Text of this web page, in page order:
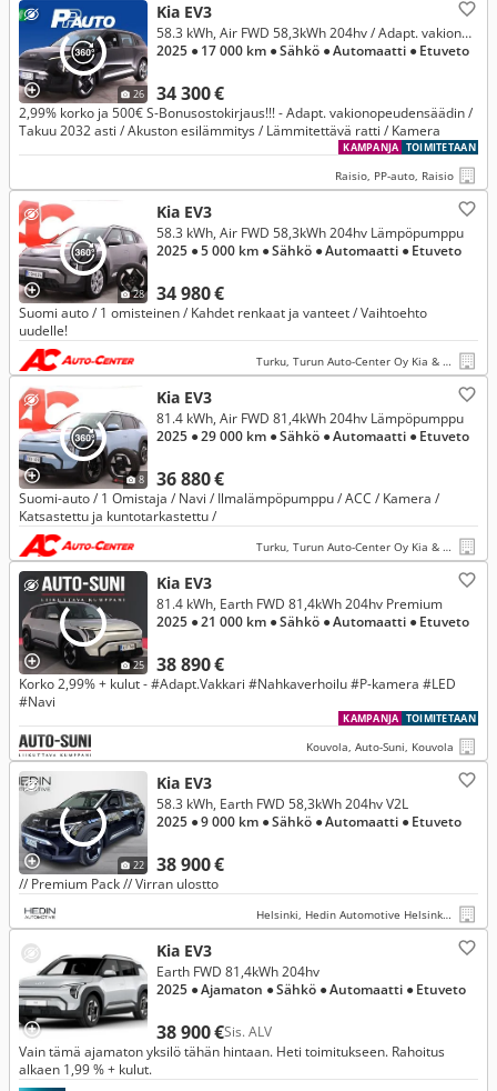
26
Kia EV3
34 300 €
58.3 kWh, Air FWD 58,3kWh 204hv / Adapt. vakionopeudensäädin / Takuu 2032 asti / Akuston esilämmitys / Lämmitettävä ratti / Kamera
2025 ● 17 000 km ● Sähkö ● Automaatti ● Etuveto
2,99% korko ja 500€ S-Bonusostokirjaus!!! - Adapt. vakionopeudensäädin /
Takuu 2032 asti / Akuston esilämmitys / Lämmitettävä ratti / Kamera
TOIMITETAAN
KAMPANJA
Raisio, PP-auto, Raisio
28
Kia EV3
34 980 €
58.3 kWh, Air FWD 58,3kWh 204hv Lämpöpumppu
2025 ● 5 000 km ● Sähkö ● Automaatti ● Etuveto
Suomi auto / 1 omisteinen / Kahdet renkaat ja vanteet / Vaihtoehto
uudelle!
Turku, Turun Auto-Center Oy Kia & Mitsubishi
8
Kia EV3
36 880 €
81.4 kWh, Air FWD 81,4kWh 204hv Lämpöpumppu
2025 ● 29 000 km ● Sähkö ● Automaatti ● Etuveto
Suomi-auto / 1 Omistaja / Navi / Ilmalämpöpumppu / ACC / Kamera /
Katsastettu ja kuntotarkastettu /
Turku, Turun Auto-Center Oy Kia & Mitsubishi
25
Kia EV3
38 890 €
81.4 kWh, Earth FWD 81,4kWh 204hv Premium
2025 ● 21 000 km ● Sähkö ● Automaatti ● Etuveto
Korko 2,99% + kulut - #Adapt.Vakkari #Nahkaverhoilu #P-kamera #LED
#Navi
TOIMITETAAN
KAMPANJA
Kouvola, Auto-Suni, Kouvola
22
Kia EV3
38 900 €
58.3 kWh, Earth FWD 58,3kWh 204hv V2L
2025 ● 9 000 km ● Sähkö ● Automaatti ● Etuveto
// Premium Pack // Virran ulostto
Helsinki, Hedin Automotive Helsinki Mekaanikonkatu 12
Kia EV3
38 900 €Sis. ALV
Earth FWD 81,4kWh 204hv
2025 ● Ajamaton ● Sähkö ● Automaatti ● Etuveto
Vain tämä ajamaton yksilö tähän hintaan. Heti toimitukseen. Rahoitus
alkaen 1,99 % + kulut.